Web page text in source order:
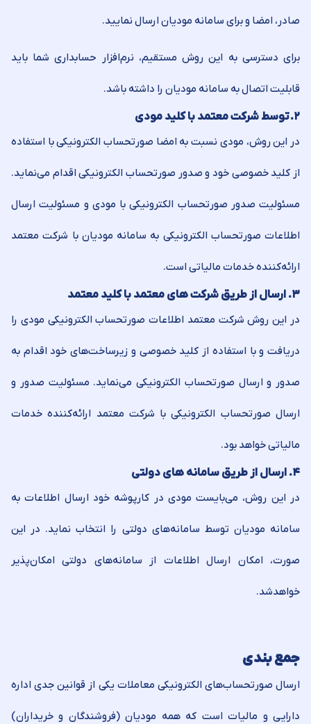
صادر، امضا و برای سامانه مودیان ارسال ‌نمایید.
برای دسترسی به این روش مستقیم، نرم‌افزار حسابداری شما باید
قابلیت اتصال به سامانه مودیان را داشته باشد.
۲.توسط شرکت معتمد با کلید مودی
در این روش، مودی نسبت به امضا صورتحساب الکترونیکی با استفاده
از کلید خصوصی خود و صدور صورتحساب الکترونیکی اقدام می‌نماید.
مسئولیت صدور صورتحساب الکترونیکی با مودی و مسئولیت ارسال
اطلاعات صورتحساب الکترونیکی به سامانه مودیان با شرکت معتمد
ارائه‌کننده خدمات مالیاتی است.
۳. ارسال از طریق شرکت های معتمد با کلید معتمد
در این روش شرکت معتمد اطلاعات صورتحساب الکترونیکی مودی را
دریافت و با استفاده از کلید خصوصی و زیرساخت‌های خود اقدام به
صدور و ارسال صورتحساب الکترونیکی می‌نماید. مسئولیت صدور و
ارسال صورتحساب الکترونیکی با شرکت معتمد ارائه‌کننده خدمات
مالیاتی خواهد ‌بود.
۴. ارسال از طریق سامانه های دولتی
در این روش، می‌بایست مودی در کارپوشه خود ارسال اطلاعات به
سامانه مودیان توسط سامانه‌های دولتی را انتخاب نماید. در این
صورت، امکان ارسال اطلاعات از سامانه‌های دولتی امکان‌پذیر
خواهد‌شد.
جمع بندی
ارسال صورتحساب‌های الکترونیکی معاملات یکی از قوانین جدی اداره
دارایی و مالیات است که همه مودیان‌ (فروشندگان و خریداران)